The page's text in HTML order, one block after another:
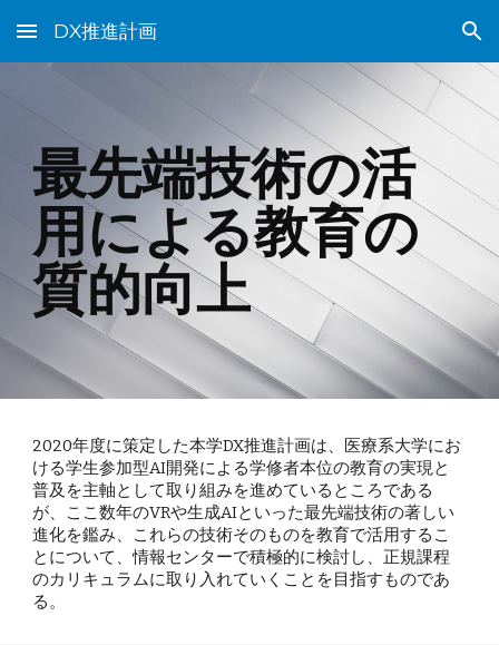
Skip to main content Skip to navigation
DX推進計画
最先端技術の活
用による教育の
質的向上
2020年度に策定した本学DX推進計画は、医療系大学にお
ける学生参加型AI開発による学修者本位の教育の実現と
普及を主軸として取り組みを進めているところである
が、ここ数年のVRや生成AIといった最先端技術の著しい
進化を鑑み、これらの技術そのものを教育で活用するこ
とについて、情報センターで積極的に検討し、正規課程
のカリキュラムに取り入れていくことを目指すものであ
る。